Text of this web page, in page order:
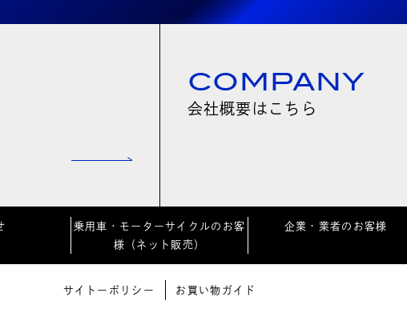
COMPANY
会社概要はこちら
乗用車・モーターサイクルのお客
様（ネット販売）
企業・業者のお客様
サイトーポリシー お買い物ガイド